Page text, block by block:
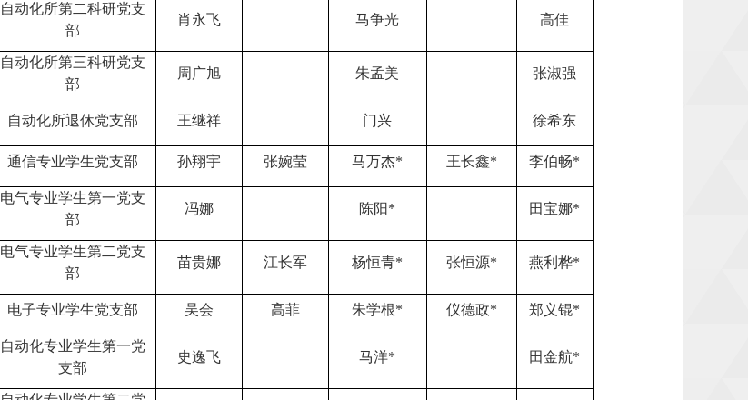
自动化所第二科研党支
部
肖永飞 马争光 高佳
自动化所第三科研党支
部
周广旭 朱孟美 张淑强
自动化所退休党支部 王继祥 门兴 徐希东
通信专业学生党支部 孙翔宇 张婉莹 马万杰* 王长鑫* 李伯畅*
电气专业学生第一党支
部
冯娜 陈阳 * 田宝娜*
电气专业学生第二党支
部
苗贵娜 江长军 杨恒青* 张恒源* 燕利桦*
电子专业学生党支部 吴会 高菲 朱学根* 仪德政* 郑义锟*
自动化专业学生第一党
支部
史逸飞 马洋* 田金航*